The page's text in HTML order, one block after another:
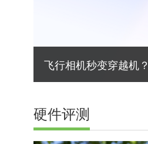
飞行相机秒变穿越机
硬件评测